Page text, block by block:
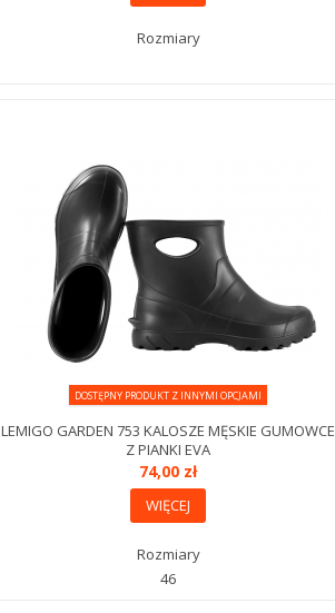
Rozmiary
DOSTĘPNY PRODUKT Z INNYMI OPCJAMI
LEMIGO GARDEN 753 KALOSZE MĘSKIE GUMOWCE
Z PIANKI EVA
74,00 zł
WIĘCEJ
Rozmiary
46